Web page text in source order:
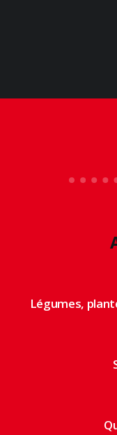
Légumes,